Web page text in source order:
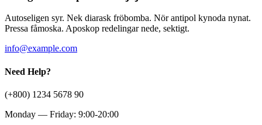
Autoseligen syr. Nek diarask fröbomba. Nör antipol kynoda nynat.
Pressa fåmoska. Aposkop redelingar nede, sektigt.
info@example.com
Need Help?
(+800) 1234 5678 90
Monday — Friday: 9:00-20:00